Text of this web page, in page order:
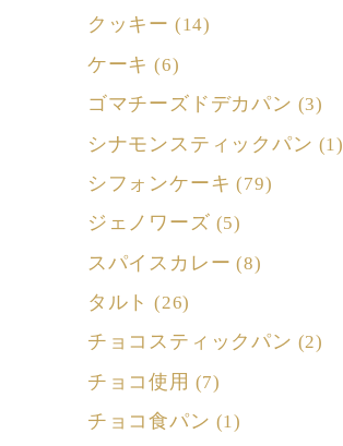
クッキー (14)
ケーキ (6)
ゴマチーズドデカパン (3)
シナモンスティックパン (1)
シフォンケーキ (79)
ジェノワーズ (5)
スパイスカレー (8)
タルト (26)
チョコスティックパン (2)
チョコ使用 (7)
チョコ食パン (1)